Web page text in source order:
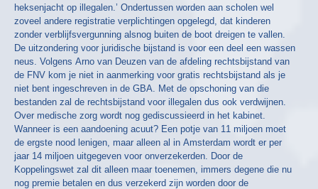
heksenjacht op illegalen.’ Ondertussen worden aan scholen wel
zoveel andere registratie verplichtingen opgelegd, dat kinderen
zonder verblijfsvergunning alsnog buiten de boot dreigen te vallen.
De uitzondering voor juridische bijstand is voor een deel een wassen
neus. Volgens Arno van Deuzen van de afdeling rechtsbijstand van
de FNV kom je niet in aanmerking voor gratis rechtsbijstand als je
niet bent ingeschreven in de GBA. Met de opschoning van die
bestanden zal de rechtsbijstand voor illegalen dus ook verdwijnen.
Over medische zorg wordt nog gediscussieerd in het kabinet.
Wanneer is een aandoening acuut? Een potje van 11 miljoen moet
de ergste nood lenigen, maar alleen al in Amsterdam wordt er per
jaar 14 miljoen uitgegeven voor onverzekerden. Door de
Koppelingswet zal dit alleen maar toenemen, immers degene die nu
nog premie betalen en dus verzekerd zijn worden door de